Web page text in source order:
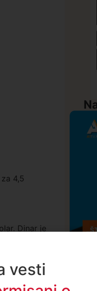
4,5
Dinar je
procenta, a
vesti